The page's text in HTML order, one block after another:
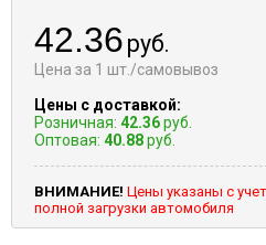
42.36 руб.
Цена за 1 шт./самовывоз
Цены с доставкой:
Розничная: 42.36руб.
Оптовая: 40.88руб.
ВНИМАНИЕ! Цены указаны с
полной загрузки автомобиля